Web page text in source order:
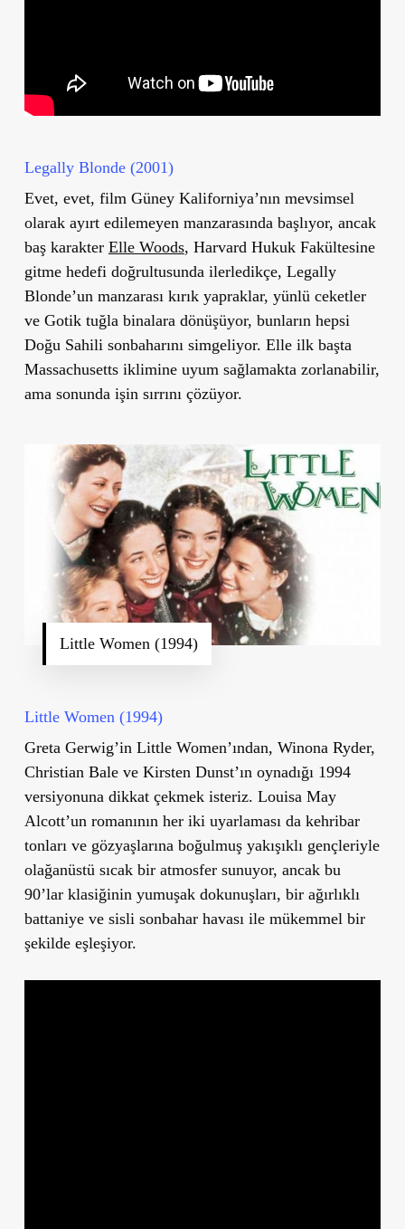
Legally Blonde (2001)
Evet, evet, film Güney Kaliforniya’nın mevsimsel
olarak ayırt edilemeyen manzarasında başlıyor, ancak
baş karakter Elle Woods, Harvard Hukuk Fakültesine
gitme hedefi doğrultusunda ilerledikçe, Legally
Blonde’un manzarası kırık yapraklar, yünlü ceketler
ve Gotik tuğla binalara dönüşüyor, bunların hepsi
Doğu Sahili sonbaharını simgeliyor. Elle ilk başta
Massachusetts iklimine uyum sağlamakta zorlanabilir,
ama sonunda işin sırrını çözüyor.
Little Women (1994)
Little Women (1994)
Greta Gerwig’in Little Women’ından, Winona Ryder,
Christian Bale ve Kirsten Dunst’ın oynadığı 1994
versiyonuna dikkat çekmek isteriz. Louisa May
Alcott’un romanının her iki uyarlaması da kehribar
tonları ve gözyaşlarına boğulmuş yakışıklı gençleriyle
olağanüstü sıcak bir atmosfer sunuyor, ancak bu
90’lar klasiğinin yumuşak dokunuşları, bir ağırlıklı
battaniye ve sisli sonbahar havası ile mükemmel bir
şekilde eşleşiyor.